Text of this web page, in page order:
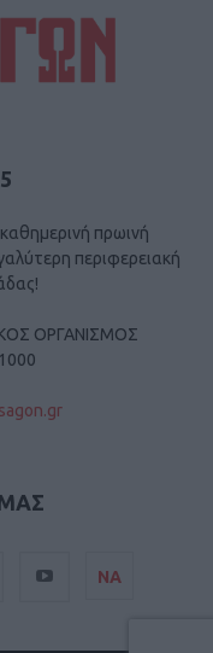
πρωινή
περιφερειακή
ΟΡΓΑΝΙΣΜΟΣ
ΝΑ